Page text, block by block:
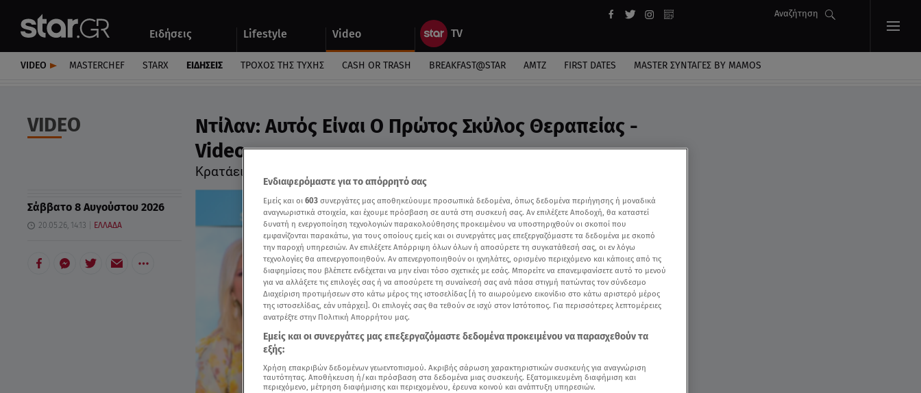
Ειδήσεις Lifestyle Video
Αναζήτηση
Αυτοκίνητο
VIDEO MASTERCHEF STARX ΕΙΔΉΣΕΙΣ ΤΡΟΧΌΣ ΤΗΣ ΤΎΧΗΣ CASH OR TRASH BREAKFAST@STAR ΑΜΤΖ FIRST DATES MASTER ΣΥΝΤΑΓΈΣ BY MAMOS
VIDEO
Ντίλαν: Αυτός Είναι Ο Πρώτος Σκύλος Θεραπείας -
Video
Κρατάει συντροφιά σε καρκινοπαθείς στο νοσοκομείο Μεταξά
Σάββατο 8 Αυγούστου 2026
20.05.26, 14:13 ΕΛΛΑΔΑ
Ενδιαφερόμαστε για το απόρρητό σας
Εμείς και οι 603 συνεργάτες μας αποθηκεύουμε προσωπικά δεδομένα, όπως δεδομένα περιήγησης ή μοναδικά
αναγνωριστικά στοιχεία, και έχουμε πρόσβαση σε αυτά στη συσκευή σας. Αν επιλέξετε Αποδοχή, θα καταστεί
δυνατή η ενεργοποίηση τεχνολογιών παρακολούθησης προκειμένου να υποστηριχθούν οι σκοποί που
εμφανίζονται παρακάτω, για τους οποίους εμείς και οι συνεργάτες μας επεξεργαζόμαστε τα δεδομένα με σκοπό
την παροχή υπηρεσιών. Αν επιλέξετε Απόρριψη όλων όλων ή αποσύρετε τη συγκατάθεσή σας, οι εν λόγω
τεχνολογίες θα απενεργοποιηθούν. Αν απενεργοποιηθούν οι ιχνηλάτες, ορισμένο περιεχόμενο και κάποιες από τις
διαφημίσεις που βλέπετε ενδέχεται να μην είναι τόσο σχετικές με εσάς. Μπορείτε να επανεμφανίσετε αυτό το μενού
για να αλλάξετε τις επιλογές σας ή να αποσύρετε τη συναίνεσή σας ανά πάσα στιγμή πατώντας τον σύνδεσμο
Διαχείριση προτιμήσεων στο κάτω μέρος της ιστοσελίδας [ή το αιωρούμενο εικονίδιο στο κάτω αριστερό μέρος
της ιστοσελίδας, εάν υπάρχει]. Οι επιλογές σας θα τεθούν σε ισχύ στον Ιστότοπος. Για περισσότερες λεπτομέρειες
ανατρέξτε στην Πολιτική Απορρήτου μας.
Εμείς και οι συνεργάτες μας επεξεργαζόμαστε δεδομένα προκειμένου να παρασχεθούν τα
εξής:
Χρήση επακριβών δεδομένων γεωεντοπισμού. Ακριβής σάρωση χαρακτηριστικών συσκευής για αναγνώριση
ταυτότητας. Αποθήκευση ή/και πρόσβαση στα δεδομένα μιας συσκευής. Εξατομικευμένη διαφήμιση και
περιεχόμενο, μέτρηση διαφήμισης και περιεχομένου, έρευνα κοινού και ανάπτυξη υπηρεσιών.